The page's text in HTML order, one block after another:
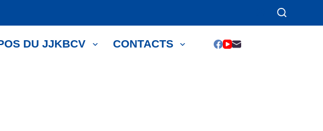
DU JJKBCV CONTACTS